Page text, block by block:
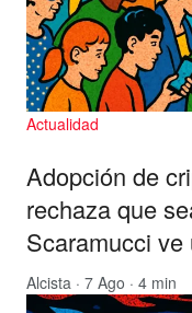
Actualidad
Adopción de
rechaza que
Scaramucci
Alcista · 7 Ago · 4 min